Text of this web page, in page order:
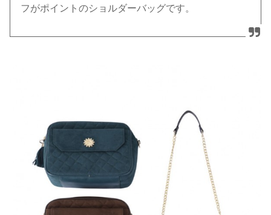
フがポイントのショルダーバッグです。